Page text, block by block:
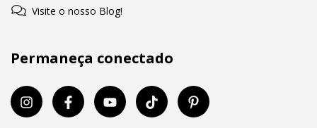
Visite o nosso Blog!
Permaneça conectado